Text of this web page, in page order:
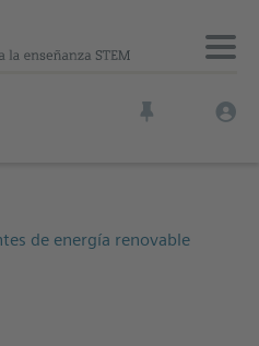
de energía renovable